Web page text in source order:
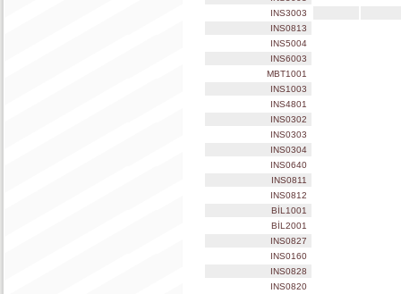
INS3003
INS0813
INS5004
INS6003
MBT1001
INS1003
INS4801
INS0302
INS0303
INS0304
INS0640
INS0811
INS0812
BİL1001
BİL2001
INS0827
INS0160
INS0828
INS0820